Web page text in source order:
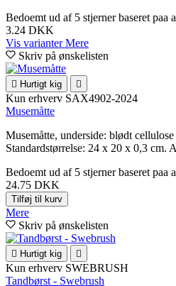
Bedoemt ud af 5 stjerner baseret paa
3.24 DKK
Vis varianterMere
Skriv på ønskelisten
 Hurtigt kig 
Kun erhverv SAX4902-2024
Musemåtte
Musemåtte, underside: blødt
Standardstørrelse: 24 x 20 x 0,3 cm.
Bedoemt ud af 5 stjerner baseret paa
24.75 DKK
Tilføj til kurv
Mere
Skriv på ønskelisten
 Hurtigt kig 
Kun erhverv SWEBRUSH
Tandbørst - Swebrush